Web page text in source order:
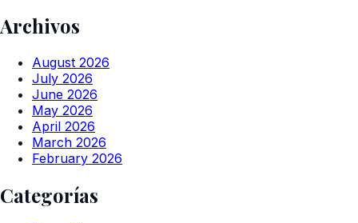
Archivos
August 2026
July 2026
June 2026
May 2026
April 2026
March 2026
February 2026
Categorías